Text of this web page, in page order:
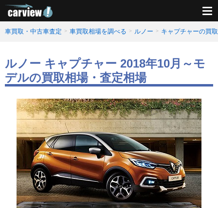
車買取・中古車査定 車買取相場を調べる ルノー キャプチャーの買
ルノー キャプチャー 2018年10月～モ
デルの買取相場・査定相場